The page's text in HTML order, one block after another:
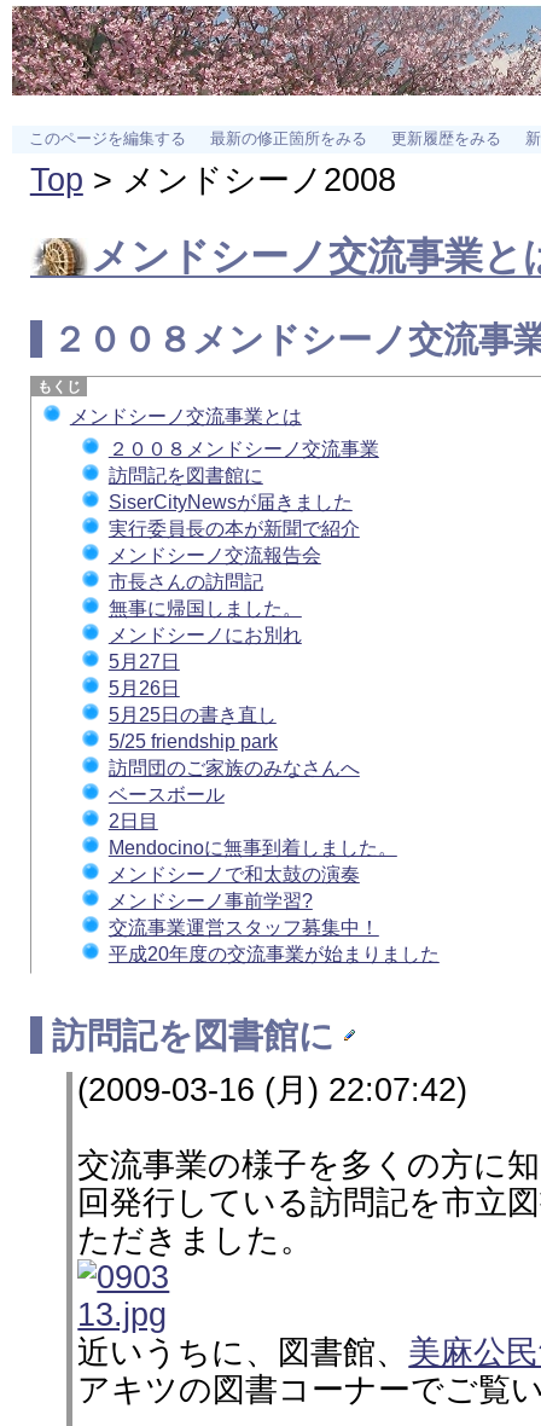
このページを編集する 最新の修正箇所をみる 更新履歴をみる
Top > メンドシーノ2008
メンドシーノ交流事業
２００８ メンドシーノ交流事
メンドシーノ交流事業とは
２００８メンドシーノ交流事業
訪問記を図書館に
SiserCityNewsが届きました
実行委員長の本が新聞で紹介
メンドシーノ交流報告会
市長さんの訪問記
無事に帰国しました。
メンドシーノにお別れ
5月27日
5月26日
5月25日の書き直し
5/25 friendship park
訪問団のご家族のみなさんへ
ベースボール
2日目
Mendocinoに無事到着しました。
メンドシーノで和太鼓の演奏
メンドシーノ事前学習?
交流事業運営スタッフ募集中！
平成20年度の交流事業が始まりました
訪問記を図書館に
(2009-03-16 (月) 22:07:42)
交流事業の様子を多くの方に
回発行している訪問記を市立
ただきました。
近いうちに、図書館、 美麻公
アキツの図書コーナーでご覧